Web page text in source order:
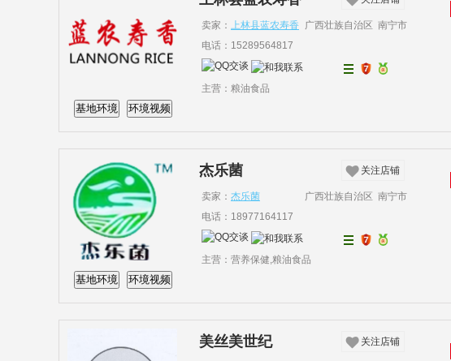
基地环境 环境视频
卖家： 上林县蓝农寿香 广西壮族自治区 南宁市
电话：15289564817
主营：粮油食品
基地环境 环境视频
杰乐菌 关注店铺
卖家： 杰乐菌
广西壮族自治区 南宁市
电话：18977164117
主营：营养保健,粮油食品
美丝美世纪 关注店铺